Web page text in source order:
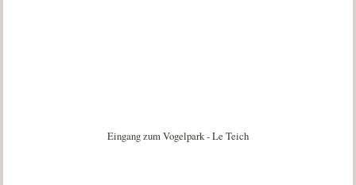
Eingang zum Vogelpark - Le Teich